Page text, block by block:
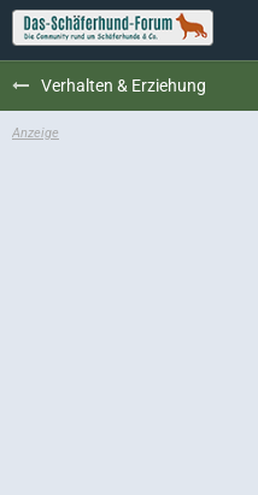
Verhalten & Erziehung